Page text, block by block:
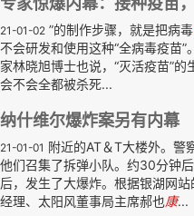
21-01-02 ”的制作步骤，就是把病毒
不会研发和使用这种“全病毒疫苗
家林晓旭博士也说，“灭活疫苗”
会不会全都被杀死...
纳什维尔爆炸案另有内幕
21-01-01 附近的AT＆T大楼外。警
他们召集了拆弹小队。约30分钟
后，发生了大爆炸。根据银湖网
经理、太阳风董事局主席郝也康...